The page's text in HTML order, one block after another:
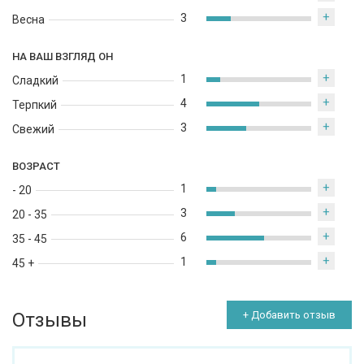
Весна
3 +
НА ВАШ ВЗГЛЯД ОН
Сладкий
Терпкий
Свежий
1 +
4 +
3 +
ВОЗРАСТ
- 20
20 - 35
35 - 45
45 +
1 +
3 +
6 +
1 +
Отзывы + Добавить отзыв